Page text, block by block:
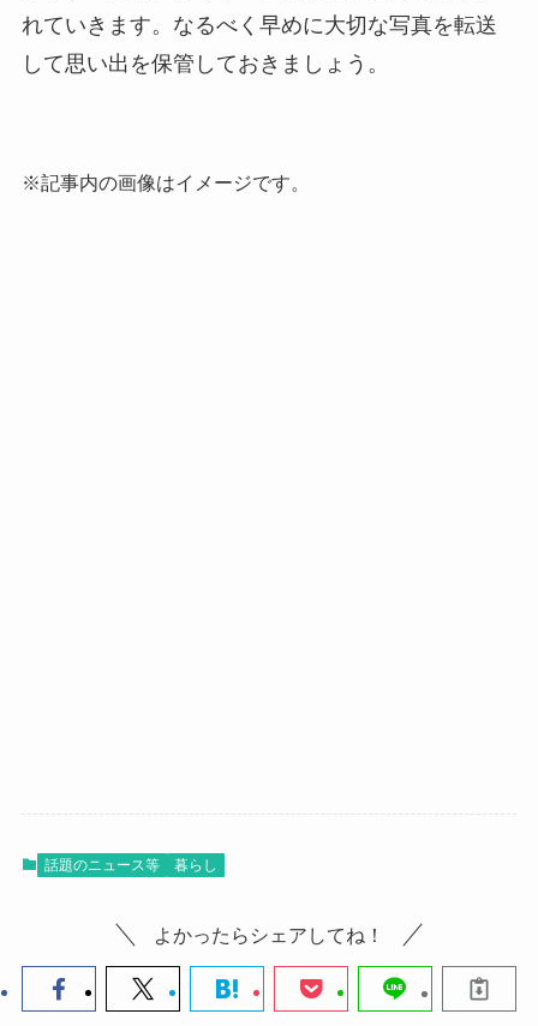
れていきます。 なるべく早めに大切な写真を転送
して思い出を保管しておきましょう。
※記事内の画像はイメージです。
話題のニュース等 暮らし
よかったらシェアしてね！